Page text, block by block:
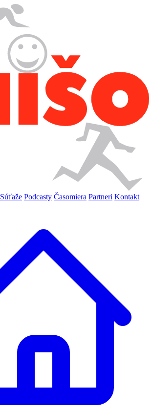
Súťaže Podcasty Časomiera Partneri Kontakt